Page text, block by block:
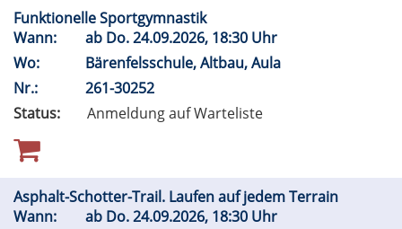
Funktionelle Sportgymnastik
Wann:
ab Do.24.09.2026, 18:30 Uhr
Wo:
Bärenfelsschule, Altbau, Aula
Nr.:
261-30252
Status:
Anmeldung auf Warteliste
Asphalt-Schotter-Trail. Laufen auf jedem Terrain
Wann:
ab Do.24.09.2026, 18:30 Uhr